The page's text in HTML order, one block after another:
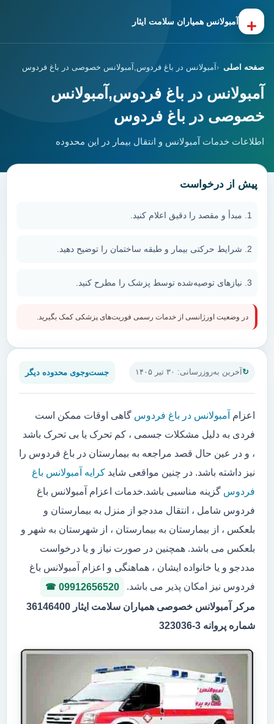
+ آمبولانس همیاران سلامت ایثار
صفحه اصلی آمبولانس در باغ فردوس,آمبولانس خصوصی در باغ فردوس
آمبولانس در باغ فردوس,آمبولانس
خصوصی در باغ فردوس
اطلاعات خدمات آمبولانس و انتقال بیمار در این محدوده
آخرین به‌روزرسانی: ۳۰ تیر ۱۴۰۵ جست‌وجوی محدوده دیگر
اعزام آمبولانس در باغ فردوس گاهی اوقات ممکن است
فردی به دلیل مشکلات جسمی ، کم تحرک یا بی تحرک باشد
، و در عین حال قصد مراجعه به بیمارستان در باغ فردوس را
نیز داشته باشد. در چنین مواقعی شاید کرایه آمبولانس باغ
فردوس گزینه مناسبی باشد.خدمات اعزام آمبولانس باغ
فردوس شامل ، انتقال مددجو از منزل به بیمارستان و
بلعکس ، از بیمارستان به بیمارستان ، از شهرستان به شهر و
بلعکس می باشد. همچنین در صورت نیاز و یا درخواست
مددجو و یا خانواده ایشان ، هماهنگی و اعزام آمبولانس باغ
فردوس نیز امکان پذیر می باشد.
09912656520
مرکر آمبولانس خصوصی همیاران سلامت ایثار 36146400
شماره پروانه 3-323036
پیش از درخواست
مبدأ و مقصد را دقیق اعلام کنید.
شرایط حرکتی بیمار و طبقه ساختمان را توضیح دهید.
نیازهای توصیه‌شده توسط پزشک را مطرح کنید.
در وضعیت اورژانسی از خدمات رسمی فوریت‌های پزشکی کمک بگیرید.